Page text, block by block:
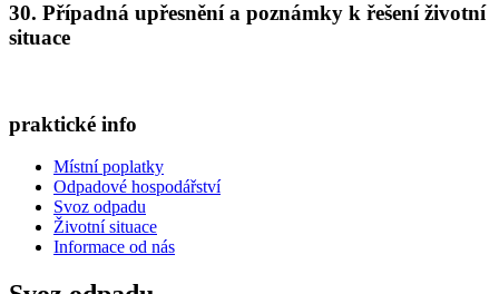
30. Případná upřesnění a poznámky k řešení životní
situace
praktické info
Místní poplatky
Odpadové hospodářství
Svoz odpadu
Životní situace
Informace od nás